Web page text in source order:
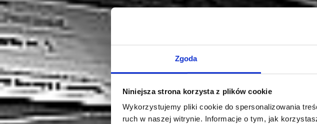
Zgoda
Niniejsza strona korzysta z plików cookie
Wykorzystujemy pliki cookie do spersonalizowania
ruch w naszej witrynie. Informacje o tym, jak